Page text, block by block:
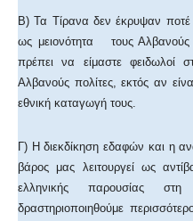
Β) Τα Τίρανα δεν έκρυψαν
ως μειονότητα τους Αλβανούς
πρέπει να είμαστε φειδωλοί
Αλβανούς πολίτες, εκτός αν
εθνική καταγωγή τους.
Γ) Η διεκδίκηση εδαφών και η
βάρος μας λειτουργεί ως
ελληνικής παρουσίας
δραστηριοποιηθούμε